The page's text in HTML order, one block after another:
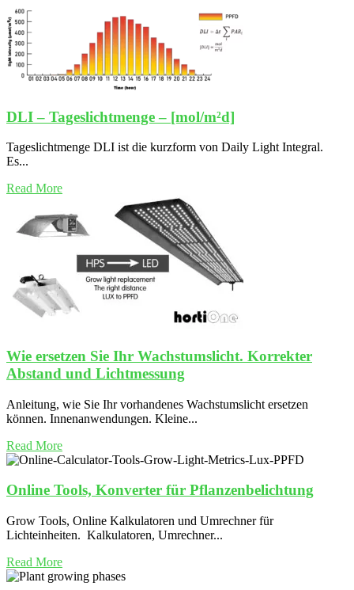
DLI – Tageslichtmenge – [mol/m²d]
Tageslichtmenge DLI ist die kurzform von Daily Light Integral.
Es...
Read More
Wie ersetzen Sie Ihr Wachstumslicht. Korrekter
Abstand und Lichtmessung
Anleitung, wie Sie Ihr vorhandenes Wachstumslicht ersetzen
können. Innenanwendungen. Kleine...
Read More
Online Tools, Konverter für Pflanzenbelichtung
Grow Tools, Online Kalkulatoren und Umrechner für
Lichteinheiten. Kalkulatoren, Umrechner...
Read More